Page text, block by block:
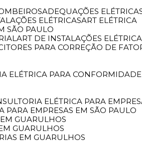
ADEQUAÇÕES
ELÉTRICAS
ART ELÉTRICA
SÃO PAULO
ART DE INSTALAÇÕES
PARA CORREÇÃO DE
ELÉTRICA PARA
ELÉTRICA PARA
PARA EMPRESAS EM SÃO PAULO
GUARULHOS
GUARULHOS
EM GUARULHOS